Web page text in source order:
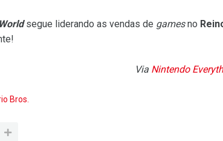
segue liderando as vendas de gamesno
Via Nintendo
Bros.